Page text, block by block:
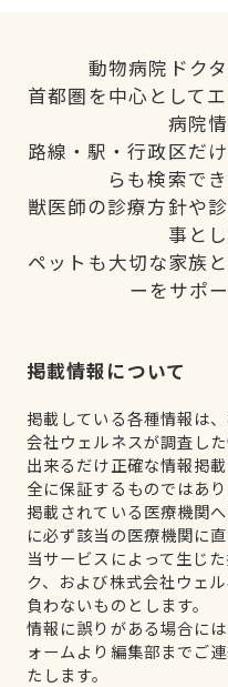
動物病院ドク
首都圏を中心として
病院
路線・駅・行政区だ
らも検索で
獣医師の診療方針や
事と
ペットも大切な家族
ーをサポ
掲載情報について
掲載している各種情報は
会社ウェルネスが調査し
出来るだけ正確な情報掲
全に保証するものではあり
掲載されている医療機関
に必ず該当の医療機関に
当サービスによって生じ
ク、および株式会社ウェ
負わないものとします。
情報に誤りがある場合に
ォームより編集部までご
たします。